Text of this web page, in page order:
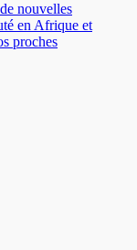
nouvelles
en Afrique et
proches